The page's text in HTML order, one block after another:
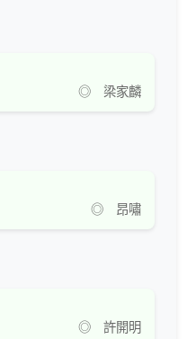
◎ 梁家麟
◎ 昂嘯
◎ 許開明